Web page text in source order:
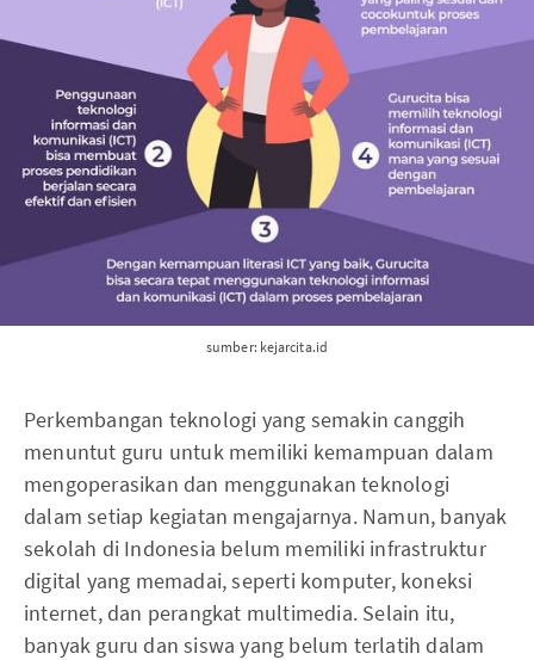
sumber: kejarcita.id
Perkembangan teknologi yang semakin canggih
menuntut guru untuk memiliki kemampuan dalam
mengoperasikan dan menggunakan teknologi
dalam setiap kegiatan mengajarnya. Namun, banyak
sekolah di Indonesia belum memiliki infrastruktur
digital yang memadai, seperti komputer, koneksi
internet, dan perangkat multimedia. Selain itu,
banyak guru dan siswa yang belum terlatih dalam